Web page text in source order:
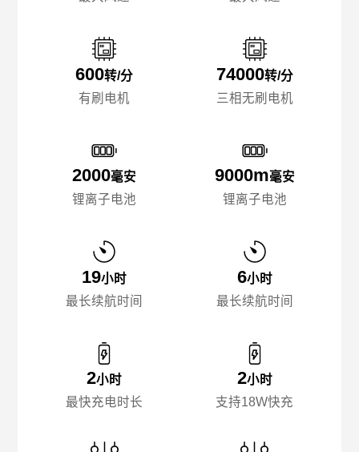
600转/分
有刷电机
2000毫安
锂离子电池
19小时
最长续航时间
2小时
最快充电时长
74000转/分
三相无刷电机
9000m毫安
锂离子电池
6小时
最长续航时间
2小时
支持18W快充